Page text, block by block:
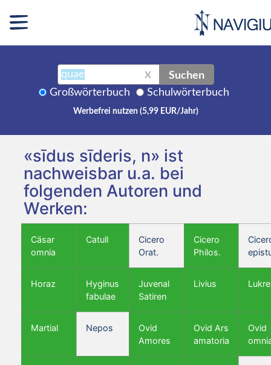
X Suchen
Großwörterbuch Schulwörterbuch
Werbefrei nutzen (5,99 EUR/Jahr)
«sīdus sīderis, n» ist
nachweisbar u.a. bei
folgenden Autoren und
Werken:
Cäsar
omnia
Catull
Cicero
Orat.
Cicero
Philos.
Horaz
Hyginus
fabulae
Juvenal
Satiren
Livius
Martial Nepos
Ovid
Amores
Ovid Ars
amatoria
Ovid